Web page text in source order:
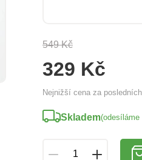
549 Kč
329 Kč
Nejnižší cena za
Skladem(odesíláme